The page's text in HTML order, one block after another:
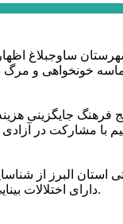
ساوجبلاغ
فرهنگ جایگزینی
با مشارکت در آزادی
دارای اختلالات بینایی در این استان خبر داد.